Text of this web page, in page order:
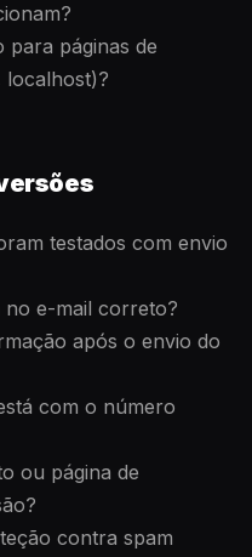
para páginas de
localhost)?
testados com envio
e-mail correto?
após o envio do
com o número
ou página de
contra spam